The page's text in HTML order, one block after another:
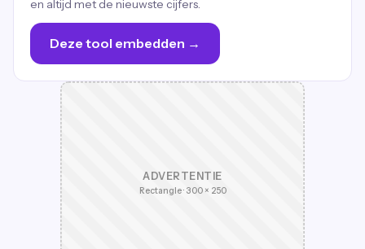
en altijd met de nieuwste cijfers.
Deze tool embedden →
ADVERTENTIE
Rectangle · 300 × 250